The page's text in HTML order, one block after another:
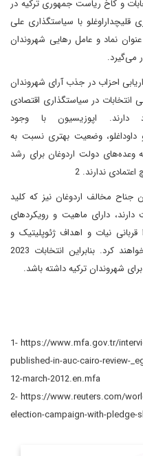
و کاخ ریاست جمهوری ترکیه در
با سیاستگذاری علی
نماد و عامل رهایی شهروندان
می‌گیرد.
احزاب در جذب آرای شهروندان
در سیاستگذاری اقتصادی
اپوزیسیون با وجود
داوداغلو، وضعیت بهتری نسبت به
وعده‌های دولت اردوغان برای رشد
جناح مخالف اردوغان نیز که کلید
دارای ماهیت و رویکردهای
نیات و اهداف ژئوپلیتیک و
گسترش‌گرای خود در احیای ترکیه بزرگ خواهند کرد. بنابراین انتخابات 2023
شهروندان ترکیه داشته باشد.
1- https://www.mfa.gov.tr/
published-in-auc-cairo-review-
12-march-2012.en.mfa
2- https://www.reuters.com/
election-campaign-with-pledge-